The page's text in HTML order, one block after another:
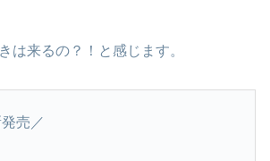
は来るの？！と感じます。
売／